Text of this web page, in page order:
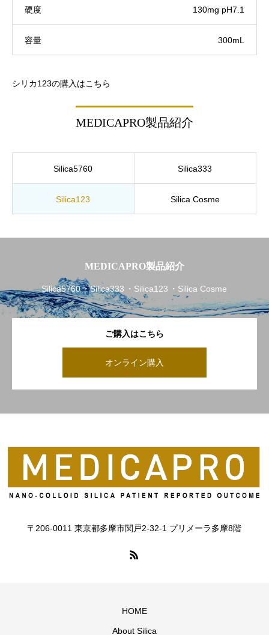
硬度 130mg pH7.1
容量 300mL
シリカ123の購入はこちら
MEDICAPRO製品紹介
Silica5760 Silica333
Silica123 Silica Cosme
MEDICAPRO製品紹介
Silica5760 Silica333 Silica123 Silica Cosme
ご購入はこちら
オンライン購入
〒206-0011 東京都多摩市関戸2-32-1 プリメーラ多摩8階
HOME
About Silica